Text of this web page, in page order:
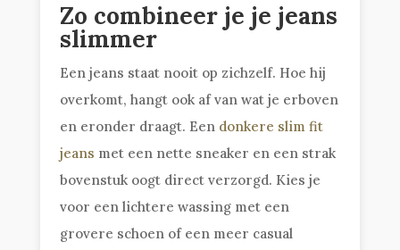
Zo combineer je je jeans
slimmer
Een jeans staat nooit op zichzelf. Hoe hij
overkomt, hangt ook af van wat je erboven
en eronder draagt. Een donkere slim fit
jeans met een nette sneaker en een strak
bovenstuk oogt direct verzorgd. Kies je
voor een lichtere wassing met een
grovere schoen of een meer casual